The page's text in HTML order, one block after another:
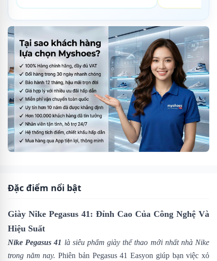
Đặc điểm nổi bật
Giày Nike Pegasus 41: Đỉnh Cao Của Công Nghệ Và
Hiệu Suất
Nike Pegasus 41 là siêu phẩm giày thể thao mới nhất nhà Nike
trong năm nay.Phiên bản Pegasus 41 Easyon giúp bạn việc xỏ